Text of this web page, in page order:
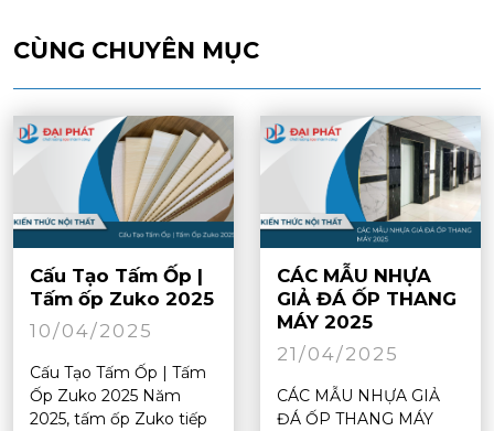
CÙNG CHUYÊN MỤC
Cấu Tạo Tấm Ốp |
Tấm ốp Zuko 2025
10/04/2025
Cấu Tạo Tấm Ốp | Tấm
Ốp Zuko 2025 Năm
2025, tấm ốp Zuko tiếp
CÁC MẪU NHỰA
GIẢ ĐÁ ỐP THANG
MÁY 2025
21/04/2025
CÁC MẪU NHỰA GIẢ
ĐÁ ỐP THANG MÁY